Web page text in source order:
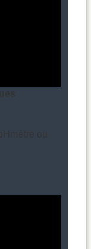
ou